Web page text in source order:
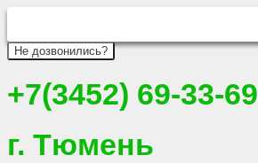
Не дозвонились?
+7(3452) 69-33-69
г. Тюмень